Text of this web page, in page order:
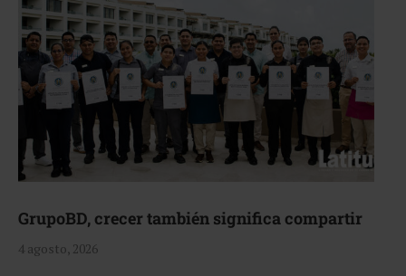
GrupoBD, crecer también significa compartir
4 agosto, 2026